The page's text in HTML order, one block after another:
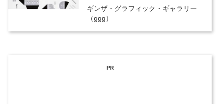
ギンザ・グラフィック・ギャラリー
（ggg）
PR